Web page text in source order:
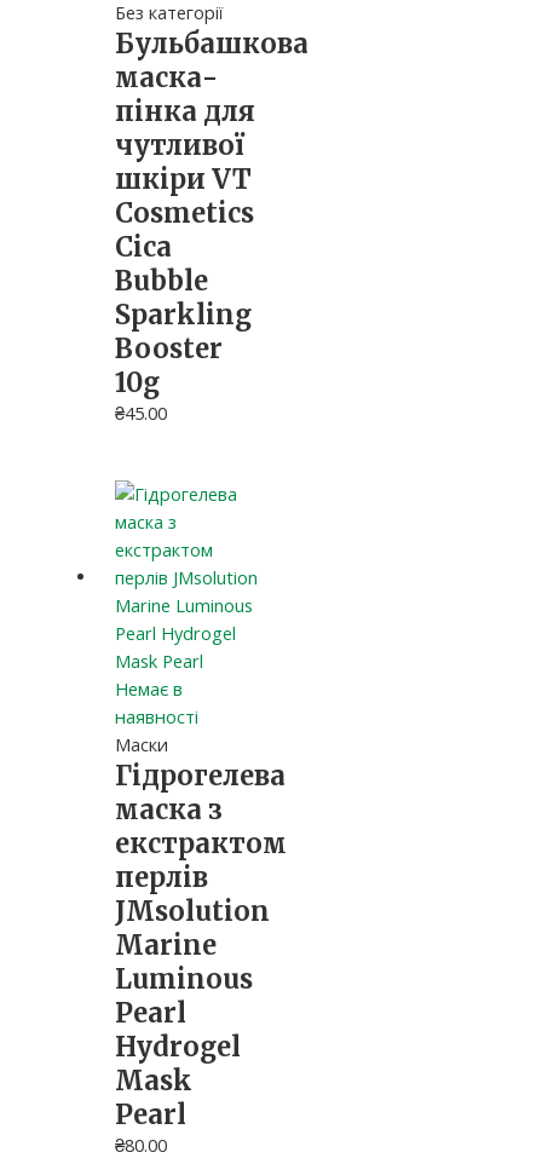
Без категорії
Бульбашкова
маска-
пінка для
чутливої
шкіри VT
Cosmetics
Cica
Bubble
Sparkling
Booster
10g
₴45.00
Немає в
наявності
Маски
Гідрогелева
маска з
екстрактом
перлів
JMsolution
Marine
Luminous
Pearl
Hydrogel
Mask
Pearl
₴80.00